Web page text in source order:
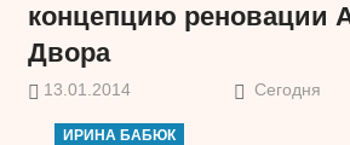
концепцию реновации
Двора
13.01.2014 Сегодня
ИРИНА БАБЮК